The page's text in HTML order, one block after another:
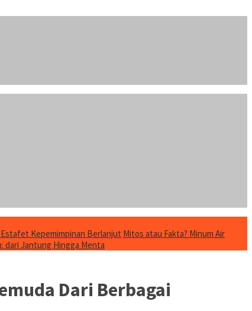
Estafet Kepemimpinan Berlanjut Mitos atau Fakta? Minum Air
dari Jantung Hingga Menta
Dari Berbagai